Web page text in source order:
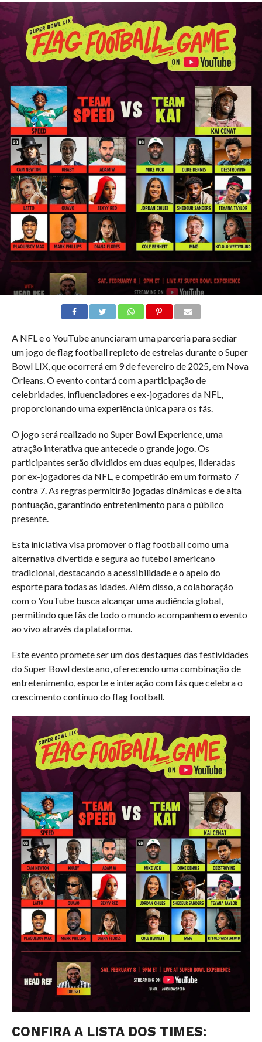
A NFL e o YouTube anunciaram uma parceria para sediar
um jogo de flag football repleto de estrelas durante o Super
Bowl LIX, que ocorrerá em 9 de fevereiro de 2025, em Nova
Orleans. O evento contará com a participação de
celebridades, influenciadores e ex-jogadores da NFL,
proporcionando uma experiência única para os fãs.
O jogo será realizado no Super Bowl Experience, uma
atração interativa que antecede o grande jogo. Os
participantes serão divididos em duas equipes, lideradas
por ex-jogadores da NFL, e competirão em um formato 7
contra 7. As regras permitirão jogadas dinâmicas e de alta
pontuação, garantindo entretenimento para o público
presente.
Esta iniciativa visa promover o flag football como uma
alternativa divertida e segura ao futebol americano
tradicional, destacando a acessibilidade e o apelo do
esporte para todas as idades. Além disso, a colaboração
com o YouTube busca alcançar uma audiência global,
permitindo que fãs de todo o mundo acompanhem o evento
ao vivo através da plataforma.
Este evento promete ser um dos destaques das festividades
do Super Bowl deste ano, oferecendo uma combinação de
entretenimento, esporte e interação com fãs que celebra o
crescimento contínuo do flag football.
CONFIRA A LISTA DOS TIMES: